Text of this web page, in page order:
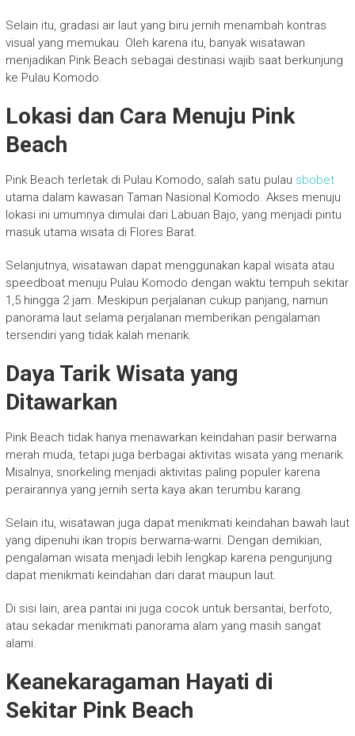
Selain itu, gradasi air laut yang biru jernih menambah kontras
visual yang memukau. Oleh karena itu, banyak wisatawan
menjadikan Pink Beach sebagai destinasi wajib saat berkunjung
ke Pulau Komodo.
Lokasi dan Cara Menuju Pink
Beach
Pink Beach terletak di Pulau Komodo, salah satu pulau sbobet
utama dalam kawasan Taman Nasional Komodo. Akses menuju
lokasi ini umumnya dimulai dari Labuan Bajo, yang menjadi pintu
masuk utama wisata di Flores Barat.
Selanjutnya, wisatawan dapat menggunakan kapal wisata atau
speedboat menuju Pulau Komodo dengan waktu tempuh sekitar
1,5 hingga 2 jam. Meskipun perjalanan cukup panjang, namun
panorama laut selama perjalanan memberikan pengalaman
tersendiri yang tidak kalah menarik.
Daya Tarik Wisata yang
Ditawarkan
Pink Beach tidak hanya menawarkan keindahan pasir berwarna
merah muda, tetapi juga berbagai aktivitas wisata yang menarik.
Misalnya, snorkeling menjadi aktivitas paling populer karena
perairannya yang jernih serta kaya akan terumbu karang.
Selain itu, wisatawan juga dapat menikmati keindahan bawah laut
yang dipenuhi ikan tropis berwarna-warni. Dengan demikian,
pengalaman wisata menjadi lebih lengkap karena pengunjung
dapat menikmati keindahan dari darat maupun laut.
Di sisi lain, area pantai ini juga cocok untuk bersantai, berfoto,
atau sekadar menikmati panorama alam yang masih sangat
alami.
Keanekaragaman Hayati di
Sekitar Pink Beach